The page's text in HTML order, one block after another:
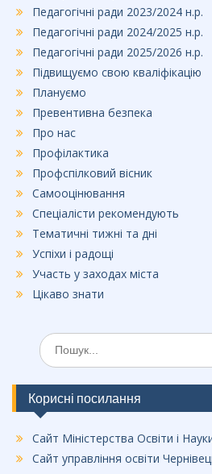
Педагогічні ради 2023/2024 н.р.
Педагогічні ради 2024/2025 н.р.
Педагогічні ради 2025/2026 н.р.
Підвищуємо свою кваліфікацію
Плануємо
Превентивна безпека
Про нас
Профілактика
Профспілковий вісник
Самооцінювання
Спеціалісти рекомендують
Тематичні тижні та дні
Успіхи і радощі
Участь у заходах міста
Цікаво знати
Шукати:
Корисні посилання
Сайт Міністерства Освіти і
Сайт управління освіти